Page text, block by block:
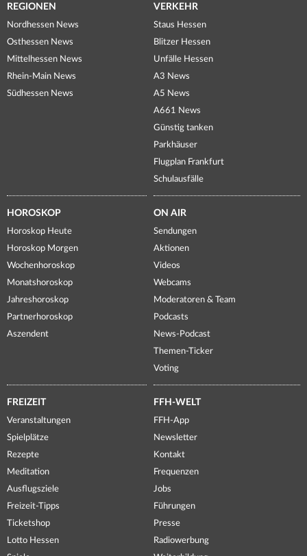
REGIONEN
Nordhessen News
Osthessen News
Mittelhessen News
Rhein-Main News
Südhessen News
VERKEHR
Staus Hessen
Blitzer Hessen
Unfälle Hessen
A3 News
A5 News
A661 News
Günstig tanken
Parkhäuser
Flugplan Frankfurt
Schulausfälle
HOROSKOP
Horoskop Heute
Horoskop Morgen
Wochenhoroskop
Monatshoroskop
Jahreshoroskop
Partnerhoroskop
Aszendent
ON AIR
Sendungen
Aktionen
Videos
Webcams
Moderatoren & Team
Podcasts
News-Podcast
Themen-Ticker
Voting
FREIZEIT
Veranstaltungen
Spielplätze
Rezepte
Meditation
Ausflugsziele
Freizeit-Tipps
Ticketshop
Lotto Hessen
FFH-WELT
FFH-App
Newsletter
Kontakt
Frequenzen
Jobs
Führungen
Presse
Radiowerbung